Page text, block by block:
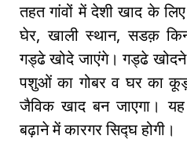
तहत गांवों में देशी खाद के
घेर, खाली स्थान, सडक़
गड्ढे खोदे जाएंगे। गड्ढे
पशुओं का गोबर व घर का
जैविक खाद बन जाएगा।
बढ़ाने में कारगर सिद्घ होगी।